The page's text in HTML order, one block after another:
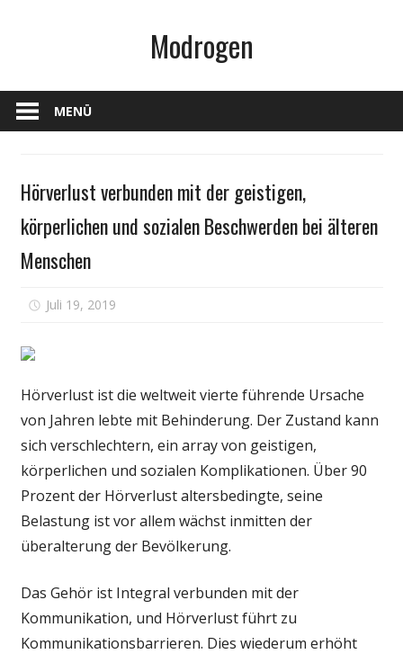
Modrogen
MENÜ
Hörverlust verbunden mit der geistigen,
körperlichen und sozialen Beschwerden bei älteren
Menschen
Juli 19, 2019
der
geistigen,
und
sozialen
Beschwerden
bei
Hörverlust ist die weltweit vierte führende Ursache
von Jahren lebte mit Behinderung. Der Zustand kann
sich verschlechtern, ein array von geistigen,
körperlichen und sozialen Komplikationen. Über 90
Prozent der Hörverlust altersbedingte, seine
Belastung ist vor allem wächst inmitten der
überalterung der Bevölkerung.
Das Gehör ist Integral verbunden mit der
Kommunikation, und Hörverlust führt zu
Kommunikationsbarrieren. Dies wiederum erhöht